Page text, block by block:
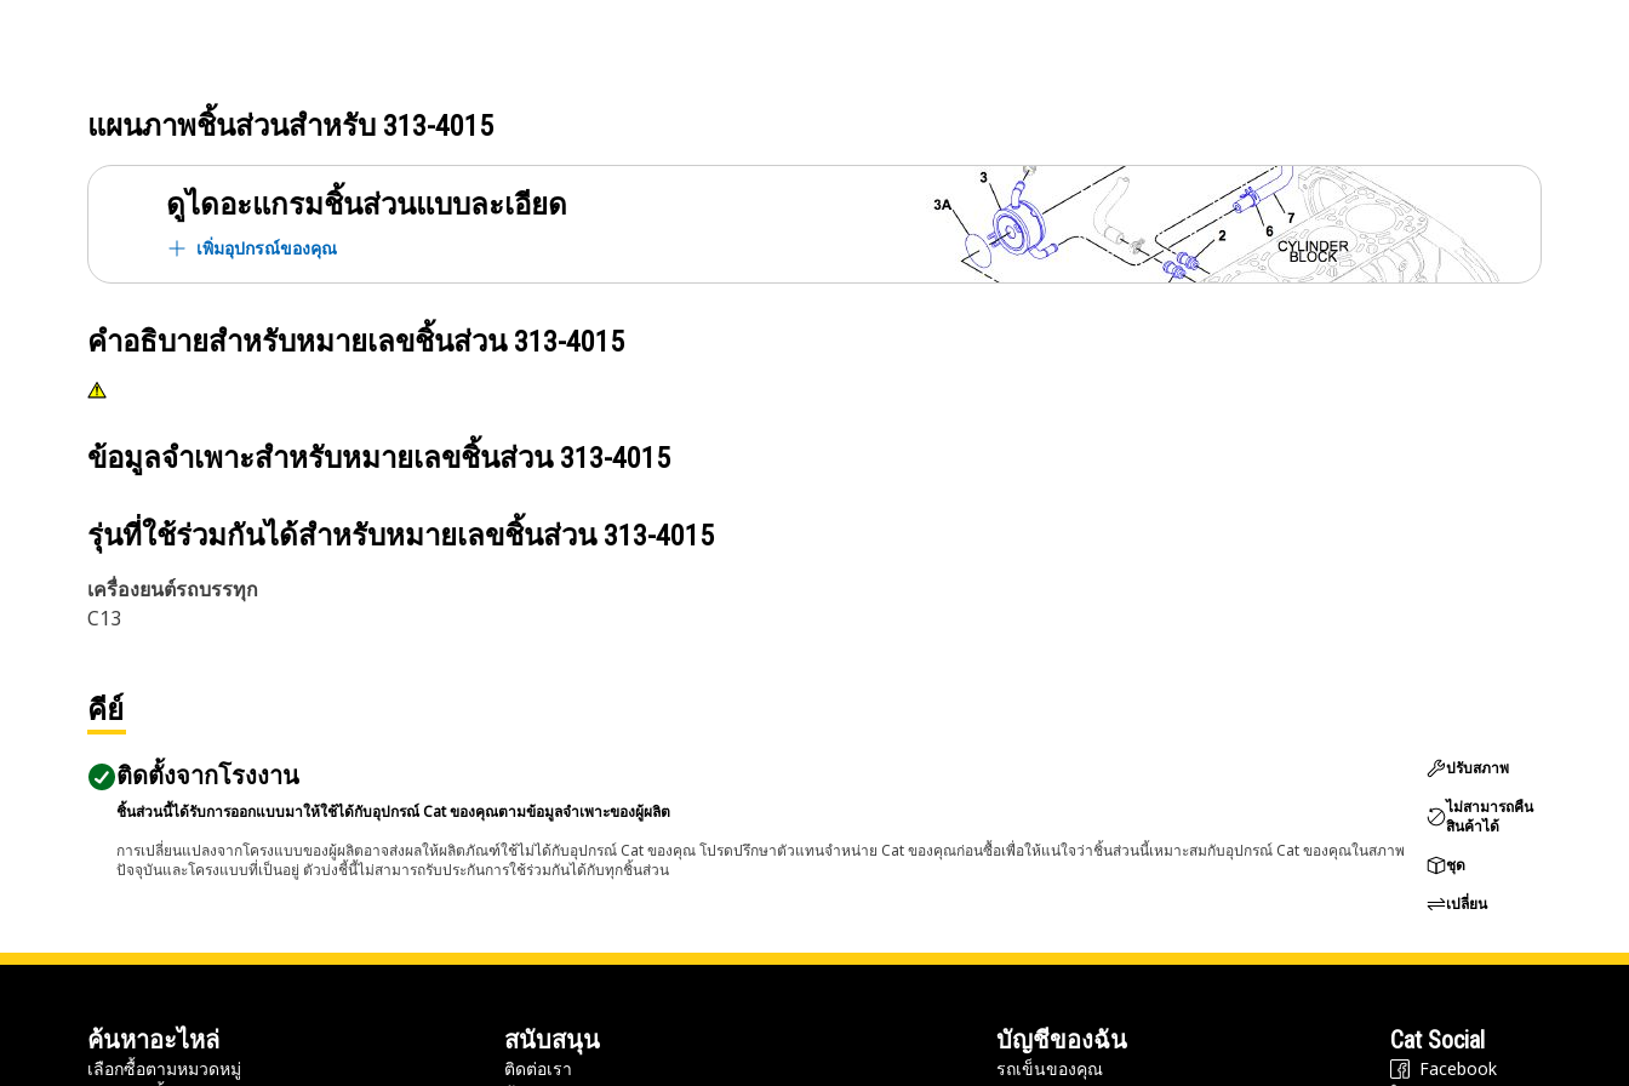
แผนภาพชิ้นส่วนสำหรับ 313-4015
ดูไดอะแกรมชิ้นส่วนแบบละเอียด
เพิ่มอุปกรณ์ของคุณ
คำอธิบายสำหรับหมายเลขชิ้นส่วน 313-4015
ข้อมูลจำเพาะสำหรับหมายเลขชิ้นส่วน 313-4015
รุ่นที่ใช้ร่วมกันได้สำหรับหมายเลขชิ้นส่วน 313-4015
เครื่องยนต์รถบรรทุก
C13
คีย์
ติดตั้งจากโรงงาน
ชิ้นส่วนนี้ได้รับการออกแบบมาให้ใช้ได้กับอุปกรณ์ Cat ของคุณตามข้อมูลจำเพาะของผู้ผลิต
การเปลี่ยนแปลงจากโครงแบบของผู้ผลิตอาจส่งผลให้ผลิตภัณฑ์ใช้ไม่ได้กับอุปกรณ์ Cat ของคุณ โปรดปรึกษาตัวแทนจำหน่าย Cat ของคุณก่อนซื้อเพื่อให้แน่ใจว่าชิ้นส่วนนี้เหมาะสมกับอุปกรณ์ Cat ของคุณในสภาพ
ปัจจุบันและโครงแบบที่เป็นอยู่ ตัวบ่งชี้นี้ไม่สามารถรับประกันการใช้ร่วมกันได้กับทุกชิ้นส่วน
ปรับสภาพ
ไม่สามารถคืน
สินค้าได้
ชุด
เปลี่ยน
ค้นหาอะไหล่
เลือกซื้อตามหมวดหมู่
สนับสนุน
ติดต่อเรา
บัญชีของฉัน
รถเข็นของคุณ
Cat Social
Facebook